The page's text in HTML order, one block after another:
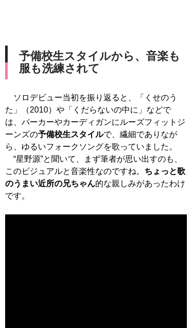
予備校生スタイルから、音楽も
服も洗練されて
ソロデビュー当初を振り返ると、「くせのう
た」（2010）や「くだらないの中に」などで
は、パーカーやカーディガンにルーズフィットジ
ーンズの予備校生スタイルで、繊細でありなが
ら、ゆるいフォークソングを歌っていました。
“星野源”と聞いて、まず筆者が思い出すのも、
このビジュアルと音楽性なのですね。 ちょっと歌
のうまい近所の兄ちゃん的な親しみがあったわけ
です。